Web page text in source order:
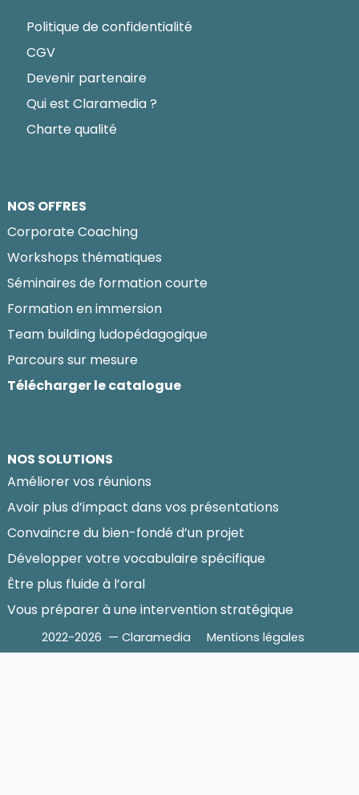
Politique de confidentialité
CGV
Devenir partenaire
Qui est Claramedia ?
Charte qualité
NOS OFFRES
Corporate Coaching
Workshops thématiques
Séminaires de formation courte
Formation en immersion
Team building ludopédagogique
Parcours sur mesure
Télécharger le catalogue
NOS SOLUTIONS
Améliorer vos réunions
Avoir plus d’impact dans vos présentations
Convaincre du bien-fondé d’un projet
Développer votre vocabulaire spécifique
Être plus fluide à l’oral
Vous préparer à une intervention stratégique
2022-2026 — Claramedia Mentions légales